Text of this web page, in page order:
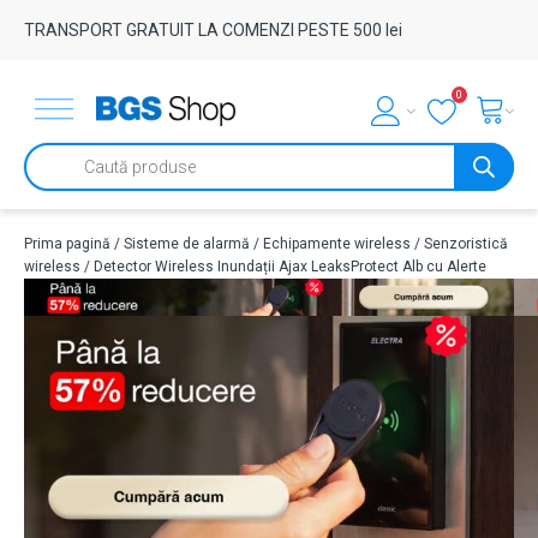
TRANSPORT GRATUIT LA COMENZI PESTE 500 lei
0
Products
search
Prima pagină / Sisteme de alarmă / Echipamente wireless / Senzoristică
wireless / Detector Wireless Inundații Ajax LeaksProtect Alb cu Alerte